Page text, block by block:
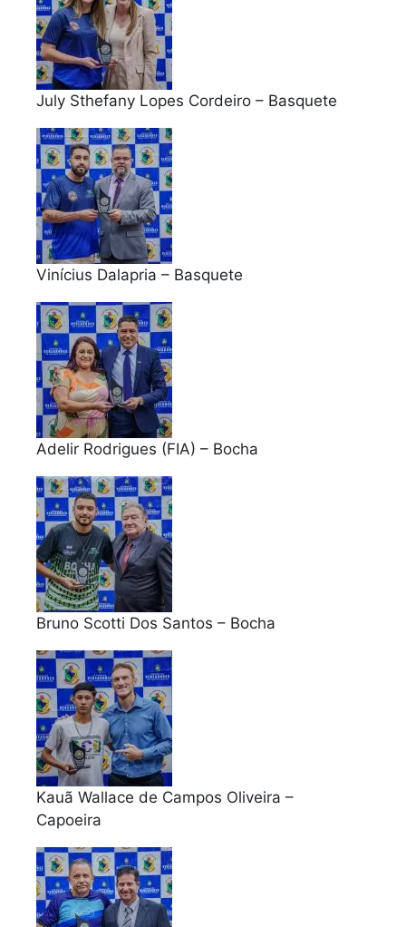
July Sthefany Lopes Cordeiro – Basquete
Vinícius Dalapria – Basquete
Adelir Rodrigues (FIA) – Bocha
Bruno Scotti Dos Santos – Bocha
Kauã Wallace de Campos Oliveira –
Capoeira